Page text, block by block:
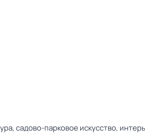
садово-парковое искусство,